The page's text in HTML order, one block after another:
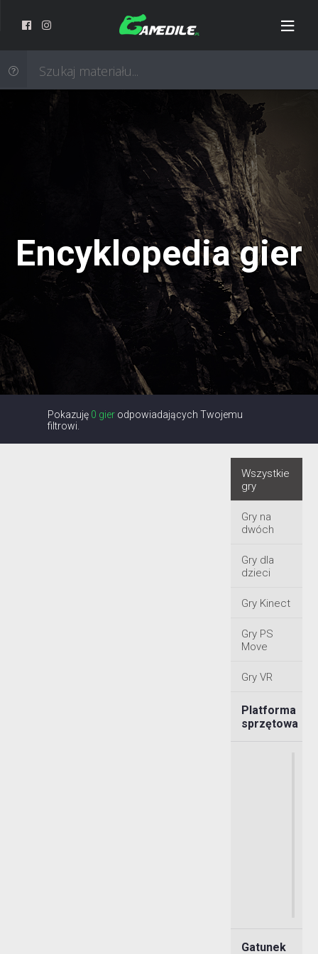
Encyklopedia gier
Pokazuję 0 gier odpowiadających Twojemu
filtrowi.
Wszystkie
gry
Gry na
dwóch
Gry dla
dzieci
Gry Kinect
Gry PS
Move
Gry VR
Platforma
sprzętowa
Gatunek